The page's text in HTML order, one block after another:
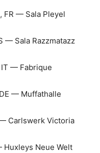
FR — Sala Pleyel
— Sala Razzmatazz
— Fabrique
— Muffathalle
Carlswerk Victoria
Neue Welt